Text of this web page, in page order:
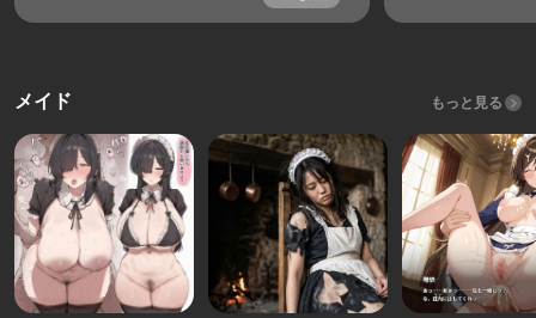
メイド もっと見る